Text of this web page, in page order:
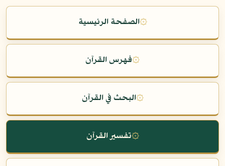
۞الصفحة الرئيسية
۞فهرس القرآن
۞البحث في القرآن
۞تفسير القرآن